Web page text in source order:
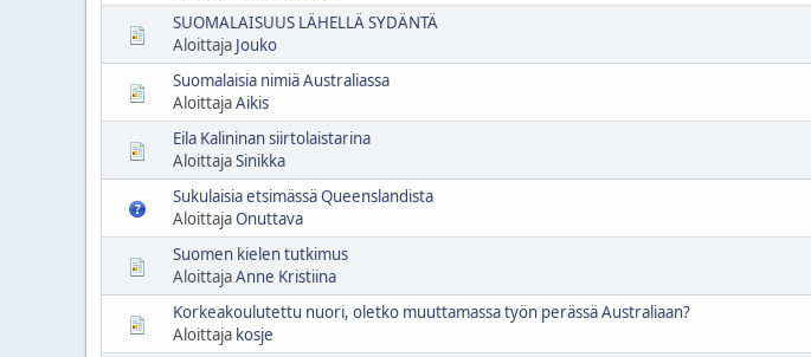
SUOMALAISUUS LÄHELLÄ SYDÄNTÄ
Aloittaja Jouko
Suomalaisia nimiä Australiassa
AloittajaAikis
Eila Kalininan siirtolaistarina
AloittajaSinikka
Sukulaisia etsimässä Queenslandista
AloittajaOnuttava
Suomen kielen tutkimus
AloittajaAnne Kristiina
Korkeakoulutettu nuori, oletko muuttamassa työn perässä Australiaan?
Aloittaja kosje